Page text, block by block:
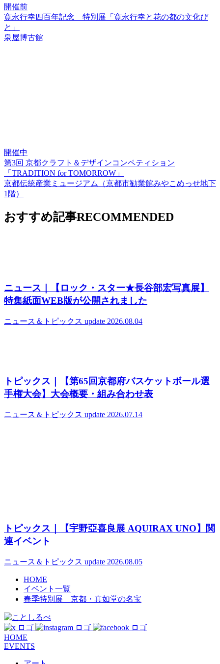
開催前
寛永行幸四百年記念 特別展「寛永行幸と花の都の文化び
と」
泉屋博古館
開催中
第3回 京都クラフト＆デザインコンペティション
「TRADITION for TOMORROW」
京都伝統産業ミュージアム（京都市勧業館みやこめっせ地下
1階）
おすすめ記事RECOMMENDED
ニュース｜【ロック・スター★長谷部宏写真展】
特集紙面WEB版が公開されました
ニュース＆トピックス update 2026.08.04
トピックス｜【第65回京都府バスケットボール選
手権大会】大会概要・組み合わせ表
ニュース＆トピックス update 2026.07.14
トピックス｜【宇野亞喜良展 AQUIRAX UNO】関
連イベント
ニュース＆トピックス update 2026.08.05
HOME
イベント一覧
春季特別展 京都・真如堂の名宝
HOME
EVENTS